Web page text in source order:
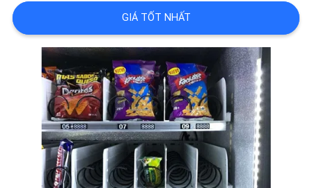
TIN
TỨC
TRƯỜNG
GIÁ TỐT NHẤT